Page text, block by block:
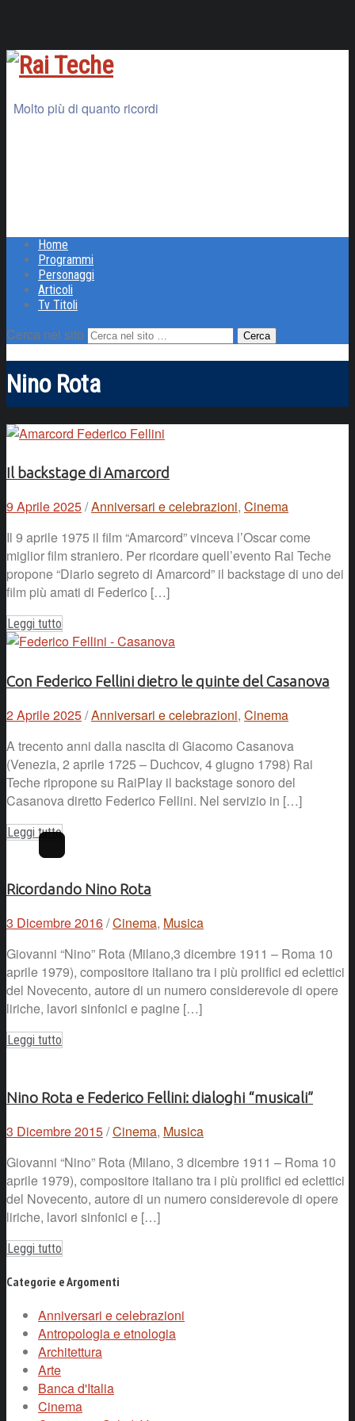
Molto più di quanto ricordi
Home
Programmi
Personaggi
Articoli
Tv Titoli
Cerca nel sito
Nino Rota
Il backstage di Amarcord
9 Aprile 2025/Anniversari e celebrazioni, Cinema
Il 9 aprile 1975 il film “Amarcord” vinceva l’Oscar come
miglior film straniero. Per ricordare quell’evento Rai Teche
propone “Diario segreto di Amarcord” il backstage di uno dei
film più amati di Federico […]
Leggi tutto
Con Federico Fellini dietro le quinte del Casanova
2 Aprile 2025/Anniversari e celebrazioni, Cinema
A trecento anni dalla nascita di Giacomo Casanova
(Venezia, 2 aprile 1725 – Duchcov, 4 giugno 1798) Rai
Teche ripropone su RaiPlay il backstage sonoro del
Casanova diretto Federico Fellini. Nel servizio in […]
Leggi tutto
Ricordando Nino Rota
3 Dicembre 2016/Cinema, Musica
Giovanni “Nino” Rota (Milano,3 dicembre 1911 – Roma 10
aprile 1979), compositore italiano tra i più prolifici ed eclettici
del Novecento, autore di un numero considerevole di opere
liriche, lavori sinfonici e pagine […]
Leggi tutto
Nino Rota e Federico Fellini: dialoghi “musicali”
3 Dicembre 2015/Cinema, Musica
Giovanni “Nino” Rota (Milano, 3 dicembre 1911 – Roma 10
aprile 1979), compositore italiano tra i più prolifici ed eclettici
del Novecento, autore di un numero considerevole di opere
liriche, lavori sinfonici e […]
Leggi tutto
Categorie e Argomenti
Anniversari e celebrazioni
Antropologia e etnologia
Architettura
Arte
Banca d'Italia
Cinema